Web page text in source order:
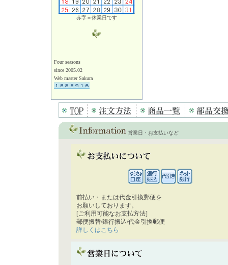
赤字＝休業日です
Four seasons
since 2005.02
Web master Sakura
営業日・お支払いなど
前払い・または代金引換郵便を
お願いしております。
[ご利用可能なお支払方法]
郵便振替/銀行振込/代金引換郵便
詳しくはこちら